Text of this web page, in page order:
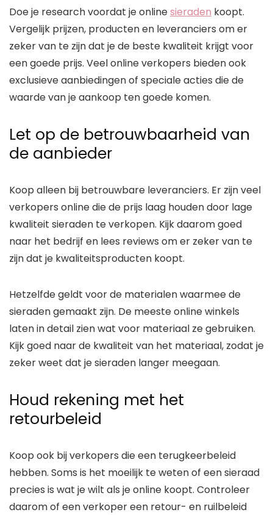
Doe je research voordat je onlinesieraden koopt.
Vergelijk prijzen, producten en leveranciers om er
zeker van te zijn dat je de beste kwaliteit krijgt voor
een goede prijs. Veel online verkopers bieden ook
exclusieve aanbiedingen of speciale acties die de
waarde van je aankoop ten goede komen.
Let op de betrouwbaarheid van
de aanbieder
Koop alleen bij betrouwbare leveranciers. Er zijn veel
verkopers online die de prijs laag houden door lage
kwaliteit sieraden te verkopen. Kijk daarom goed
naar het bedrijf en lees reviews om er zeker van te
zijn dat je kwaliteitsproducten koopt.
Hetzelfde geldt voor de materialen waarmee de
sieraden gemaakt zijn. De meeste online winkels
laten in detail zien wat voor materiaal ze gebruiken.
Kijk goed naar de kwaliteit van het materiaal, zodat je
zeker weet dat je sieraden langer meegaan.
Houd rekening met het
retourbeleid
Koop ook bij verkopers die een terugkeerbeleid
hebben. Soms is het moeilijk te weten of een sieraad
precies is wat je wilt als je online koopt. Controleer
daarom of een verkoper een retour- en ruilbeleid